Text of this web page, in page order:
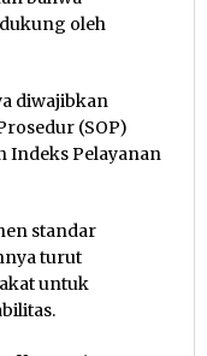
oleh
diwajibkan
(SOP)
Indeks Pelayanan
standar
turut
untuk